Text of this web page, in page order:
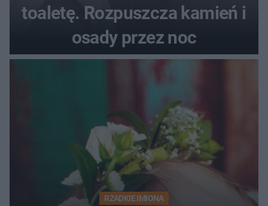
toaletę. Rozpuszcza kamień i
osady przez noc
RZADKIE IMIONA